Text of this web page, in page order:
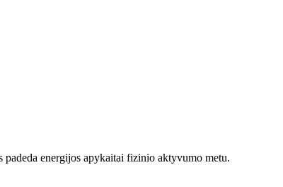
energijos apykaitai fizinio aktyvumo metu.